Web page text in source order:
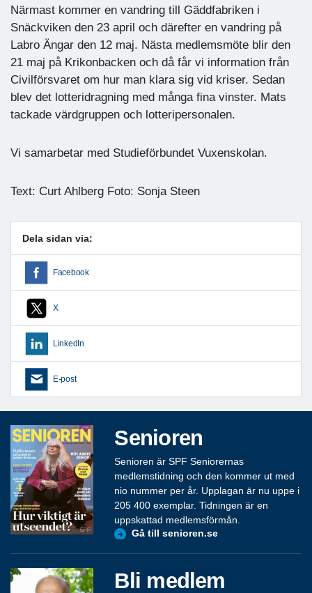
Närmast kommer en vandring till Gäddfabriken i
Snäckviken den 23 april och därefter en vandring på
Labro Ängar den 12 maj. Nästa medlemsmöte blir den
21 maj på Krikonbacken och då får vi information från
Civilförsvaret om hur man klara sig vid kriser. Sedan
blev det lotteridragning med många fina vinster. Mats
tackade värdgruppen och lotteripersonalen.
Vi samarbetar med Studieförbundet Vuxenskolan.
Text: Curt Ahlberg Foto: Sonja Steen
Dela sidan via:
Facebook
X
LinkedIn
E-post
Senioren
Senioren är SPF Seniorernas
medlemstidning och den kommer ut med
nio nummer per år. Upplagan är nu uppe i
205 400 exemplar. Tidningen är en
uppskattad medlemsförmån.
Gå till senioren.se
Bli medlem